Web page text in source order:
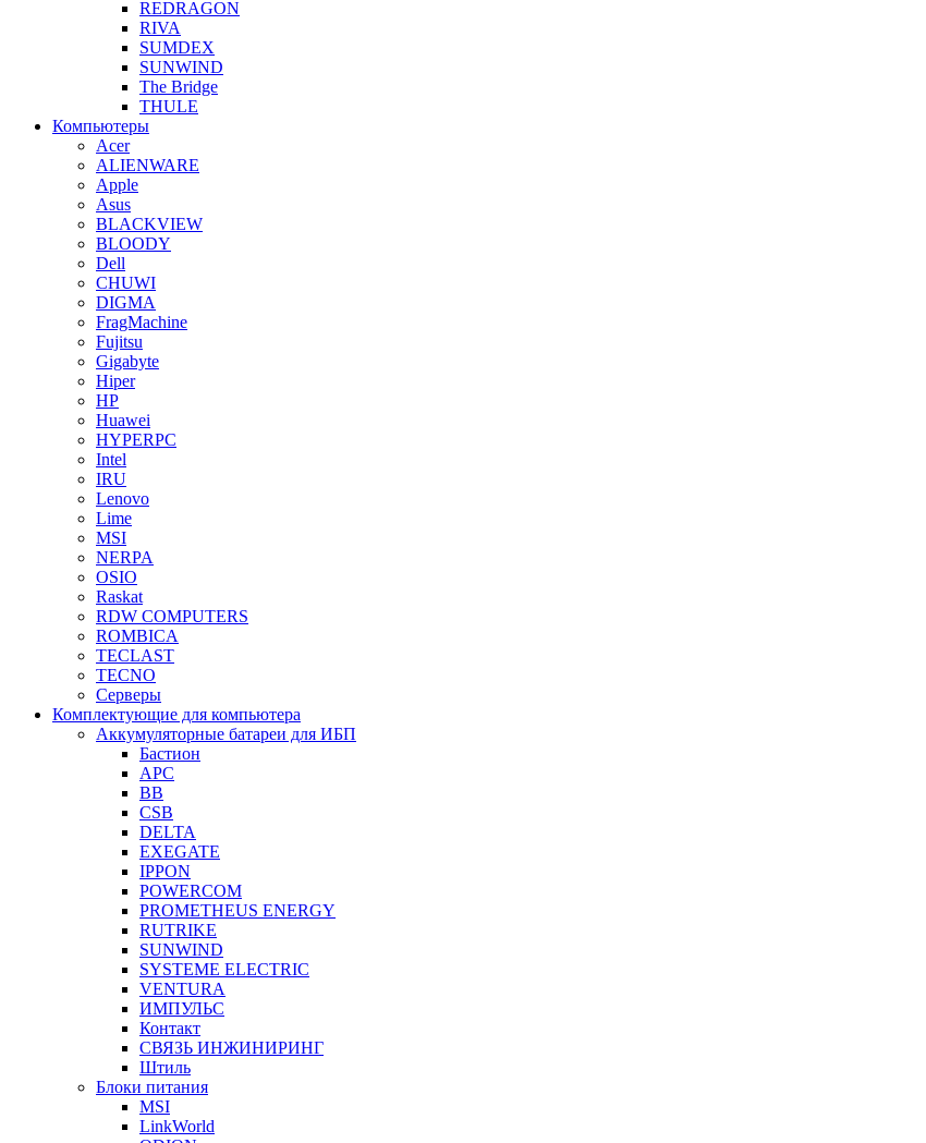
REDRAGON
RIVA
SUMDEX
SUNWIND
The Bridge
THULE
Компьютеры
Acer
ALIENWARE
Apple
Asus
BLACKVIEW
BLOODY
Dell
CHUWI
DIGMA
FragMachine
Fujitsu
Gigabyte
Hiper
HP
Huawei
HYPERPC
Intel
IRU
Lenovo
Lime
MSI
NERPA
OSIO
Raskat
RDW COMPUTERS
ROMBICA
TECLAST
TECNO
Серверы
Комплектующие для компьютера
Аккумуляторные батареи для ИБП
Бастион
APC
BB
CSB
DELTA
EXEGATE
IPPON
POWERCOM
PROMETHEUS ENERGY
RUTRIKE
SUNWIND
SYSTEME ELECTRIC
VENTURA
ИМПУЛЬС
Контакт
СВЯЗЬ ИНЖИНИРИНГ
Штиль
Блоки питания
MSI
LinkWorld